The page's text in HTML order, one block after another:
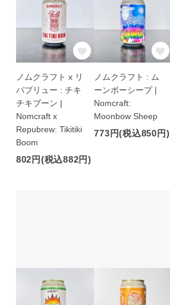
ノムクラフト x リ
パブリュー : チキ
チキブーン |
Nomcraft x
Repubrew: Tikitiki
Boom
802円(税込882円)
ノムクラフト : ム
ーンボーシープ |
Nomcraft:
Moonbow Sheep
773円(税込850円)